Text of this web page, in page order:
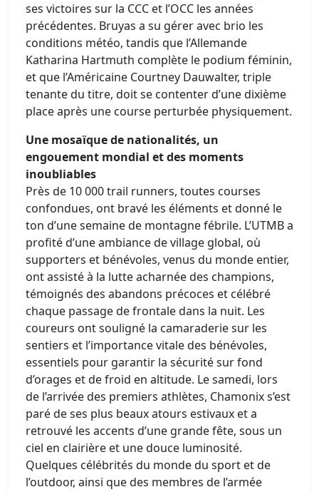
ses victoires sur la CCC et l’OCC les années
précédentes. Bruyas a su gérer avec brio les
conditions météo, tandis que l’Allemande
Katharina Hartmuth complète le podium féminin,
et que l’Américaine Courtney Dauwalter, triple
tenante du titre, doit se contenter d’une dixième
place après une course perturbée physiquement.
Une mosaïque de nationalités, un
engouement mondial et des moments
inoubliables
Près de 10 000 trail runners, toutes courses
confondues, ont bravé les éléments et donné le
ton d’une semaine de montagne fébrile. L’UTMB a
profité d’une ambiance de village global, où
supporters et bénévoles, venus du monde entier,
ont assisté à la lutte acharnée des champions,
témoignés des abandons précoces et célébré
chaque passage de frontale dans la nuit. Les
coureurs ont souligné la camaraderie sur les
sentiers et l’importance vitale des bénévoles,
essentiels pour garantir la sécurité sur fond
d’orages et de froid en altitude. Le samedi, lors
de l’arrivée des premiers athlètes, Chamonix s’est
paré de ses plus beaux atours estivaux et a
retrouvé les accents d’une grande fête, sous un
ciel en clairière et une douce luminosité.
Quelques célébrités du monde du sport et de
l’outdoor, ainsi que des membres de l’armée